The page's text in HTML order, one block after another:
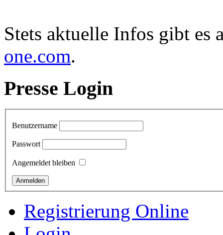
Stets aktuelle Infos gibt es
one.com.
Presse Login
Benutzername
Passwort
Angemeldet bleiben
Registrierung Online